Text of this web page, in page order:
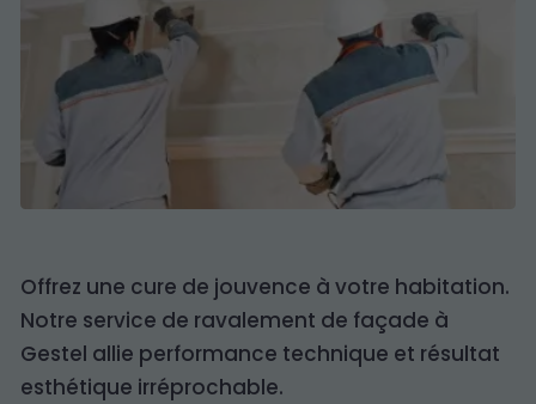
Offrez une cure de jouvence à votre habitation.
Notre service de ravalement de façade à
Gestel allie performance technique et résultat
esthétique irréprochable.